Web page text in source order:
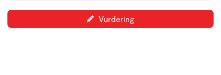
Vurdering